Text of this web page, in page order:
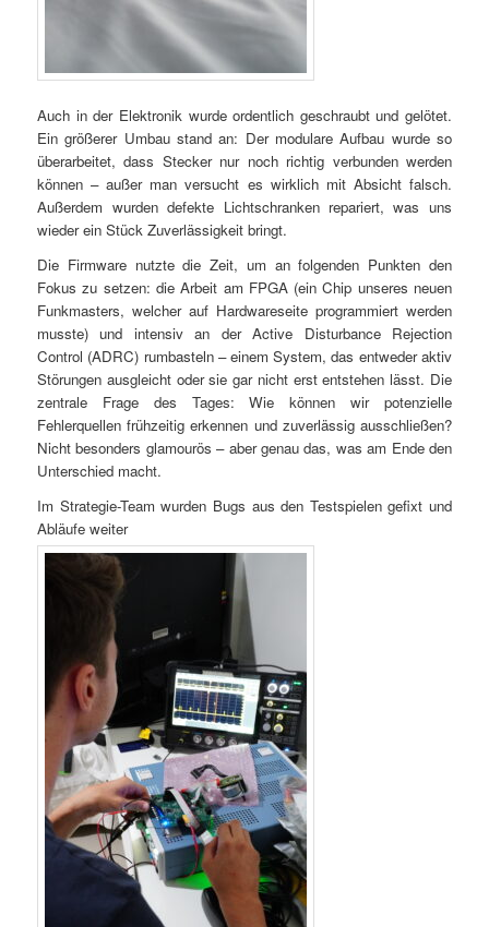
Auch in der Elektronik wurde ordentlich geschraubt und gelötet.
Ein größerer Umbau stand an: Der modulare Aufbau wurde so
überarbeitet, dass Stecker nur noch richtig verbunden werden
können – außer man versucht es wirklich mit Absicht falsch.
Außerdem wurden defekte Lichtschranken repariert, was uns
wieder ein Stück Zuverlässigkeit bringt.
Die Firmware nutzte die Zeit, um an folgenden Punkten den
Fokus zu setzen: die Arbeit am FPGA (ein Chip unseres neuen
Funkmasters, welcher auf Hardwareseite programmiert werden
musste) und intensiv an der Active Disturbance Rejection
Control (ADRC) rumbasteln – einem System, das entweder aktiv
Störungen ausgleicht oder sie gar nicht erst entstehen lässt. Die
zentrale Frage des Tages: Wie können wir potenzielle
Fehlerquellen frühzeitig erkennen und zuverlässig ausschließen?
Nicht besonders glamourös – aber genau das, was am Ende den
Unterschied macht.
Im Strategie-Team wurden Bugs aus den Testspielen gefixt und
Abläufe weiter